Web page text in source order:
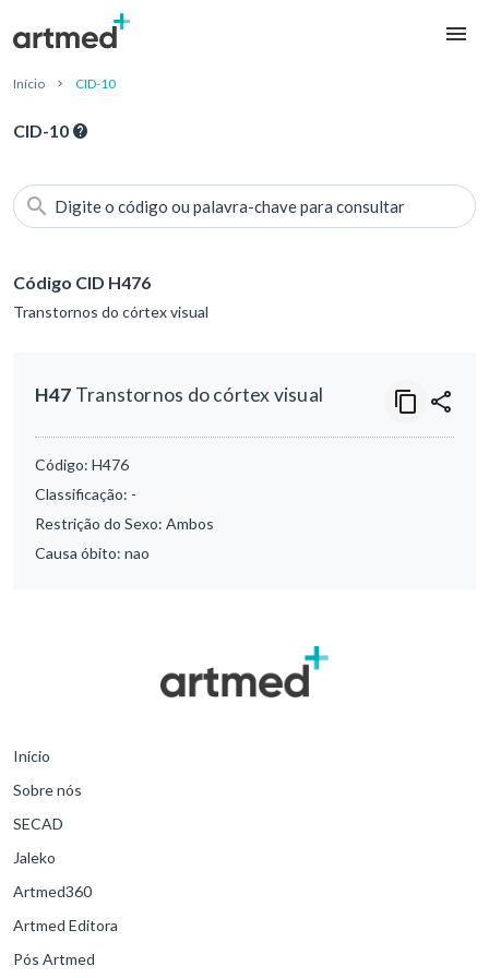
Início CID-10
CID-10
Digite o código ou palavra-chave para consultar
Código CID H476
Transtornos do córtex visual
H47 Transtornos do córtex visual
Código: H476
Classificação: -
Restrição do Sexo: Ambos
Causa óbito: nao
Início
Sobre nós
SECAD
Jaleko
Artmed360
Artmed Editora
Pós Artmed